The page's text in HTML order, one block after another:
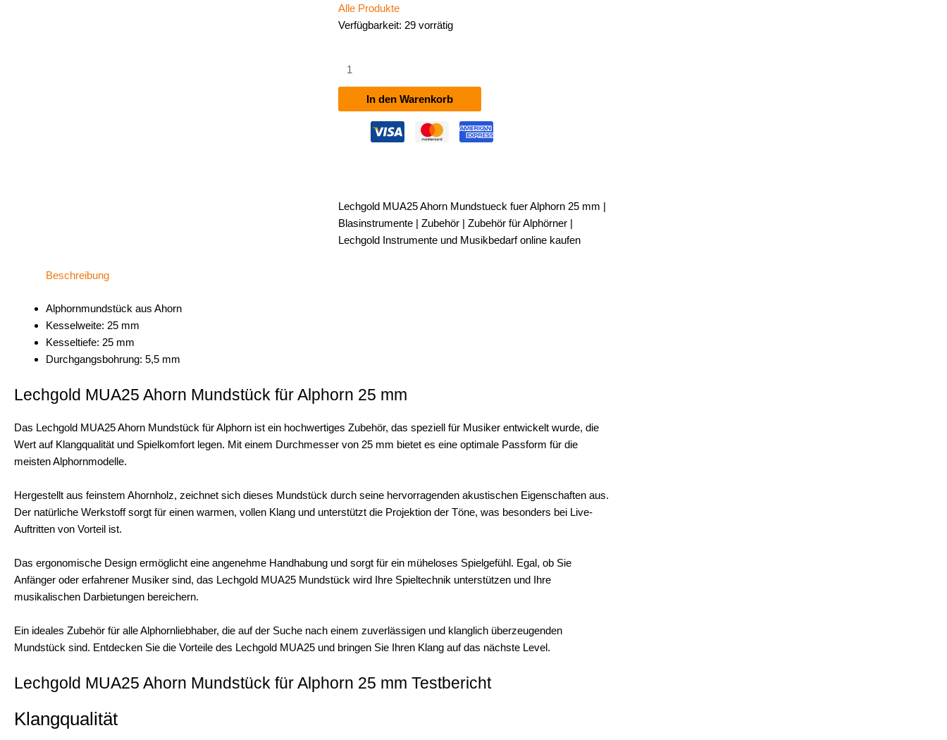
Alle Produkte
Verfügbarkeit: 29 vorrätig
MUA25
Mundstück
Alphorn
In den Warenkorb
Lechgold MUA25 Ahorn Mundstueck fuer Alphorn 25 mm |
Blasinstrumente | Zubehör | Zubehör für Alphörner |
Lechgold Instrumente und Musikbedarf online kaufen
Beschreibung
Alphornmundstück aus Ahorn
Kesselweite: 25 mm
Kesseltiefe: 25 mm
Durchgangsbohrung: 5,5 mm
Lechgold MUA25 Ahorn Mundstück für Alphorn 25 mm
Das Lechgold MUA25 Ahorn Mundstück für Alphorn ist ein hochwertiges Zubehör, das speziell für Musiker entwickelt wurde, die
Wert auf Klangqualität und Spielkomfort legen. Mit einem Durchmesser von 25 mm bietet es eine optimale Passform für die
meisten Alphornmodelle.
Hergestellt aus feinstem Ahornholz, zeichnet sich dieses Mundstück durch seine hervorragenden akustischen Eigenschaften aus.
Der natürliche Werkstoff sorgt für einen warmen, vollen Klang und unterstützt die Projektion der Töne, was besonders bei Live-
Auftritten von Vorteil ist.
Das ergonomische Design ermöglicht eine angenehme Handhabung und sorgt für ein müheloses Spielgefühl. Egal, ob Sie
Anfänger oder erfahrener Musiker sind, das Lechgold MUA25 Mundstück wird Ihre Spieltechnik unterstützen und Ihre
musikalischen Darbietungen bereichern.
Ein ideales Zubehör für alle Alphornliebhaber, die auf der Suche nach einem zuverlässigen und klanglich überzeugenden
Mundstück sind. Entdecken Sie die Vorteile des Lechgold MUA25 und bringen Sie Ihren Klang auf das nächste Level.
Lechgold MUA25 Ahorn Mundstück für Alphorn 25 mm Testbericht
Klangqualität